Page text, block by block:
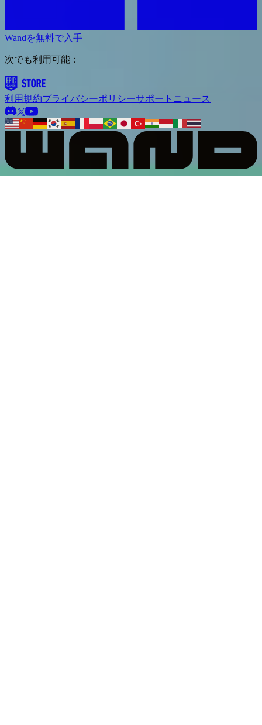
Wandを無料で入手
次でも利用可能：
利用規約プライバシーポリシーサポート ニュース